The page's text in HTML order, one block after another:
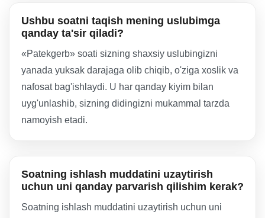
Ushbu soatni taqish mening uslubimga
qanday ta'sir qiladi?
«Patekgerb» soati sizning shaxsiy uslubingizni
yanada yuksak darajaga olib chiqib, o'ziga xoslik va
nafosat bag'ishlaydi. U har qanday kiyim bilan
uyg'unlashib, sizning didingizni mukammal tarzda
namoyish etadi.
Soatning ishlash muddatini uzaytirish
uchun uni qanday parvarish qilishim kerak?
Soatning ishlash muddatini uzaytirish uchun uni